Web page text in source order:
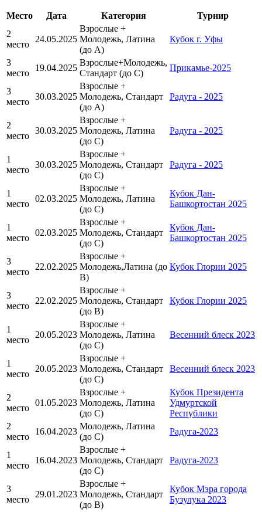
Место Дата Категория
Турнир
2
место
24.05.2025
Взрослые +
Молодежь, Латина
(до A)
Кубок г. Уфы
3
место
19.04.2025
Взрослые+Молодежь,
Стандарт (до С)
Прикамье-2025
3
место
30.03.2025
Взрослые +
Молодежь, Стандарт
(до А)
Радуга - 2025
2
место
30.03.2025
Взрослые +
Молодежь, Латина
(до С)
Радуга - 2025
1
место
30.03.2025
Взрослые +
Молодежь, Стандарт
(до С)
Радуга - 2025
1
место
02.03.2025
Взрослые +
Молодежь, Латина
(до C)
Кубок Дан-
Башкортостан 2025
1
место
02.03.2025
Взрослые +
Молодежь, Стандарт
(до C)
Кубок Дан-
Башкортостан 2025
3
место
22.02.2025
Взрослые +
Молодежь,Латина (до
В)
Кубок Глории 2025
3
место
22.02.2025
Взрослые +
Молодежь, Стандарт
(до В)
Кубок Глории 2025
1
место
20.05.2023
Взрослые +
Молодежь, Латина
(до C)
Весенний блеск 2023
1
место
20.05.2023
Взрослые +
Молодежь, Стандарт
(до C)
Весенний блеск 2023
2
место
01.05.2023
Взрослые +
Молодежь, Латина
(до C)
Кубок Президента
Удмуртской
Республики
2
место
16.04.2023
Молодежь, Латина
(до C)
Радуга-2023
1
место
16.04.2023
Взрослые +
Молодежь, Стандарт
(до C)
Радуга-2023
3
место
29.01.2023
Взрослые +
Молодежь, Стандарт
(до B)
Кубок Мэра города
Бузулука 2023